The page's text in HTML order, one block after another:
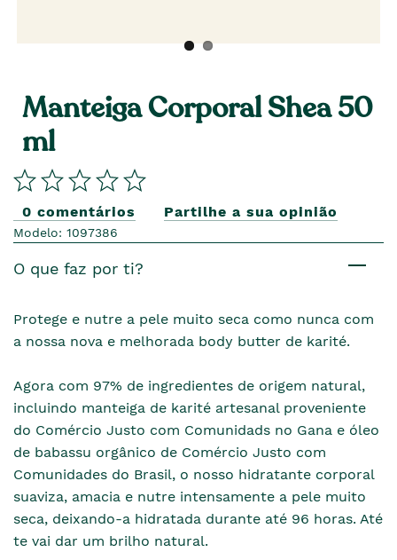
Manteiga Corporal Shea 50
ml
0 comentários Partilhe a sua opinião
Modelo: 1097386
O que faz por ti?
Protege e nutre a pele muito seca como nunca com
a nossa nova e melhorada body butter de karité.
Agora com 97% de ingredientes de origem natural,
incluindo manteiga de karité artesanal proveniente
do Comércio Justo com Comunidads no Gana e óleo
de babassu orgânico de Comércio Justo com
Comunidades do Brasil, o nosso hidratante corporal
suaviza, amacia e nutre intensamente a pele muito
seca, deixando-a hidratada durante até 96 horas. Até
te vai dar um brilho natural.